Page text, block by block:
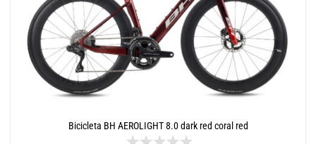
Bicicleta BH AEROLIGHT 8.0 dark red coral red